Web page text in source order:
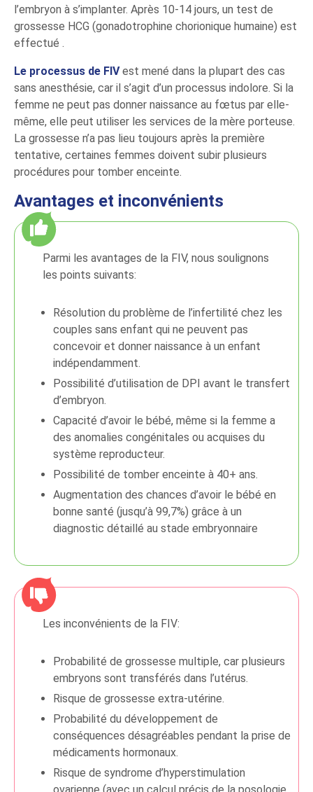
l’embryon à s’implanter. Après 10-14 jours, un test de
grossesse HCG (gonadotrophine chorionique humaine) est
effectué .
Le processus de FIVest mené dans la plupart des cas
sans anesthésie, car il s’agit d’un processus indolore. Si la
femme ne peut pas donner naissance au fœtus par elle-
même, elle peut utiliser les services de la mère porteuse.
La grossesse n’a pas lieu toujours après la première
tentative, certaines femmes doivent subir plusieurs
procédures pour tomber enceinte.
Avantages et inconvénients
Parmi les avantages de la FIV, nous soulignons
les points suivants:
Résolution du problème de l’infertilité chez les
couples sans enfant qui ne peuvent pas
concevoir et donner naissance à un enfant
indépendamment.
Possibilité d’utilisation de DPI avant le transfert
d’embryon.
Capacité d’avoir le bébé, même si la femme a
des anomalies congénitales ou acquises du
système reproducteur.
Possibilité de tomber enceinte à 40+ ans.
Augmentation des chances d’avoir le bébé en
bonne santé (jusqu’à 99,7%) grâce à un
diagnostic détaillé au stade embryonnaire
Les inconvénients de la FIV:
Probabilité de grossesse multiple, car plusieurs
embryons sont transférés dans l’utérus.
Risque de grossesse extra-utérine.
Probabilité du développement de
conséquences désagréables pendant la prise de
médicaments hormonaux.
Risque de syndrome d’hyperstimulation
ovarienne (avec un calcul précis de la posologie